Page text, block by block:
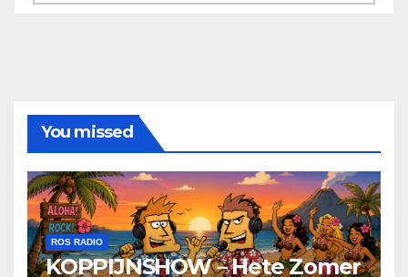
You missed
ROS RADIO
KOPPIJNSHOW – Hete Zomer